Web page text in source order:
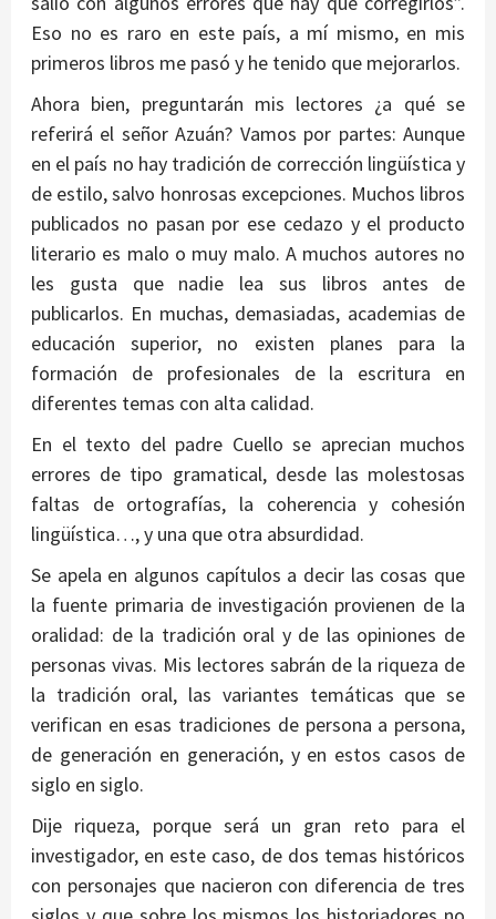
Eso no es raro en este país, a mí mismo, en mis
primeros libros me pasó y he tenido que mejorarlos.
Ahora bien, preguntarán mis lectores ¿a qué se
referirá el señor Azuán? Vamos por partes: Aunque
en el país no hay tradición de corrección lingüística y
de estilo, salvo honrosas excepciones. Muchos libros
publicados no pasan por ese cedazo y el producto
literario es malo o muy malo. A muchos autores no
les gusta que nadie lea sus libros antes de
publicarlos. En muchas, demasiadas, academias de
educación superior, no existen planes para la
formación de profesionales de la escritura en
diferentes temas con alta calidad.
En el texto del padre Cuello se aprecian muchos
errores de tipo gramatical, desde las molestosas
faltas de ortografías, la coherencia y cohesión
lingüística…, y una que otra absurdidad.
Se apela en algunos capítulos a decir las cosas que
la fuente primaria de investigación provienen de la
oralidad: de la tradición oral y de las opiniones de
personas vivas. Mis lectores sabrán de la riqueza de
la tradición oral, las variantes temáticas que se
verifican en esas tradiciones de persona a persona,
de generación en generación, y en estos casos de
siglo en siglo.
Dije riqueza, porque será un gran reto para el
investigador, en este caso, de dos temas históricos
con personajes que nacieron con diferencia de tres